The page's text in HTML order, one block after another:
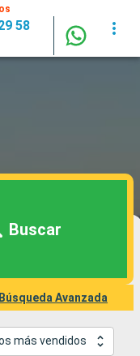
58
Buscar
Búsqueda Avanzada
más vendidos